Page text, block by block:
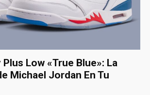
Low «True Blue»: La
Michael Jordan En Tu